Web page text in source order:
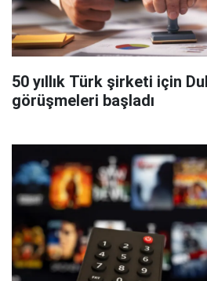
50 yıllık Türk şirketi için
görüşmeleri başladı